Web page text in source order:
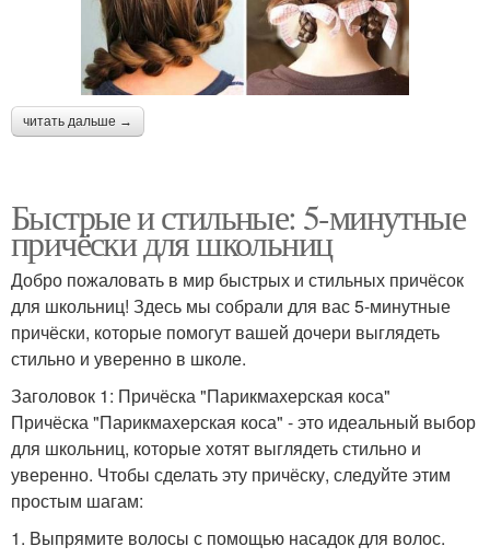
читать дальше →
Быстрые и стильные: 5-минутные
причёски для школьниц
Добро пожаловать в мир быстрых и стильных причёсок
для школьниц! Здесь мы собрали для вас 5-минутные
причёски, которые помогут вашей дочери выглядеть
стильно и уверенно в школе.
Заголовок 1: Причёска "Парикмахерская коса"
Причёска "Парикмахерская коса" - это идеальный выбор
для школьниц, которые хотят выглядеть стильно и
уверенно. Чтобы сделать эту причёску, следуйте этим
простым шагам:
1. Выпрямите волосы с помощью насадок для волос.